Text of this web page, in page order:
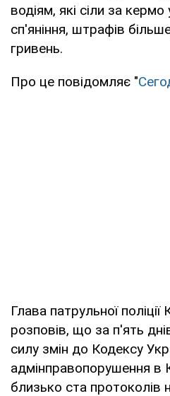
водіям, які сіли за
сп'яніння, штрафів
гривень.
Про це повідомляє "
Глава патрульної
розповів, що за п'ять
силу змін до Кодексу
адмінправопорушення в
близько ста протоколів